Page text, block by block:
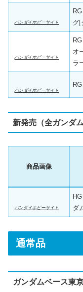
バンダイホビーサイト
グ[
バンダイホビーサイト
オ
ラ
バンダイホビーサイト
新発売（全ガンダ
商品画像
バンダイホビーサイト
ダ
通常品
ガンダムベース東